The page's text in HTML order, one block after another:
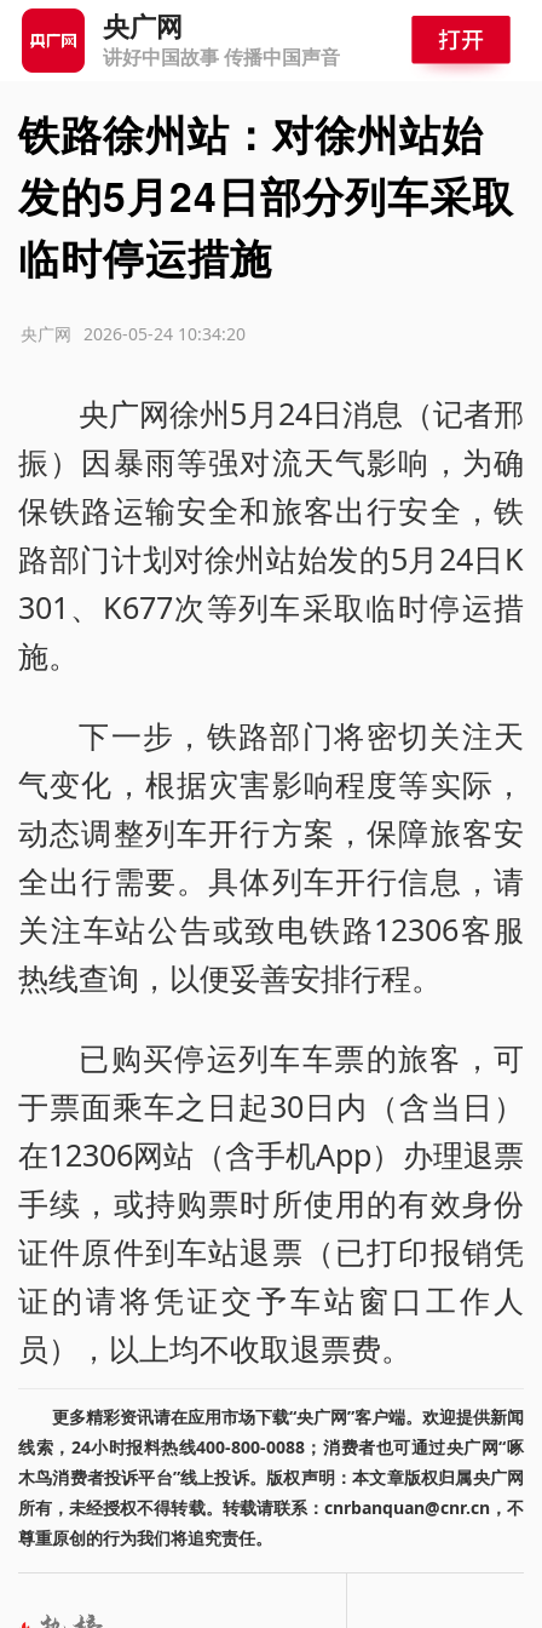
央广网
讲好中国故事 传播中国声音
铁路徐州站：对徐州站始
发的5月24日部分列车采取
临时停运措施
2026-05-24 10:34:20
央广网
央广网徐州5月24日消息（记者邢
振）因暴雨等强对流天气影响，为确
保铁路运输安全和旅客出行安全，铁
路部门计划对徐州站始发的5月24日K
301、K677次等列车采取临时停运措
施。
下一步，铁路部门将密切关注天
气变化，根据灾害影响程度等实际，
动态调整列车开行方案，保障旅客安
全出行需要。具体列车开行信息，请
关注车站公告或致电铁路12306客服
热线查询，以便妥善安排行程。
已购买停运列车车票的旅客，可
于票面乘车之日起30日内（含当日）
在12306网站（含手机App）办理退票
手续，或持购票时所使用的有效身份
证件原件到车站退票（已打印报销凭
证的请将凭证交予车站窗口工作人
员），以上均不收取退票费。
更多精彩资讯请在应用市场下载“央广网”客户端。欢迎提供新闻
线索，24小时报料热线400-800-0088；消费者也可通过央广网“啄
木鸟消费者投诉平台”线上投诉。版权声明：本文章版权归属央广网
所有，未经授权不得转载。转载请联系：cnrbanquan@cnr.cn，不
尊重原创的行为我们将追究责任。